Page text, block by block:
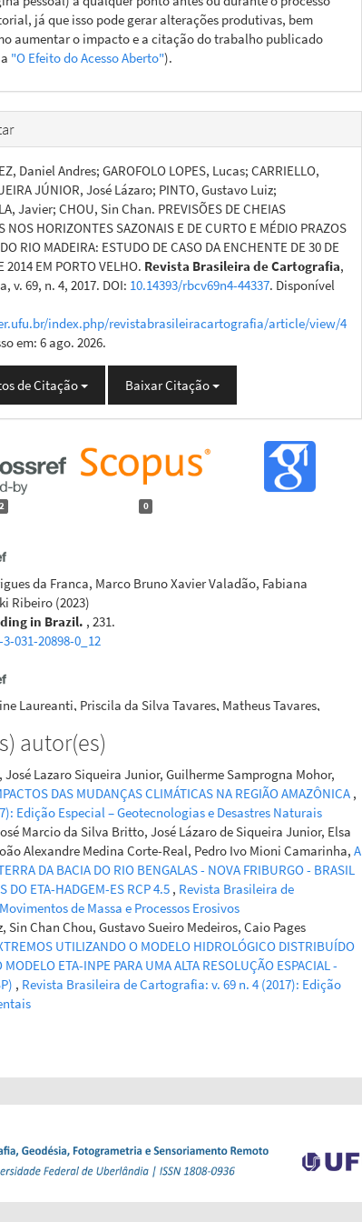
já que isso pode gerar alterações produtivas, bem
aumentar o impacto e a citação do trabalho publicado
"O Efeito do Acesso Aberto").
Daniel Andres; GAROFOLO LOPES, Lucas; CARRIELLO,
JÚNIOR, José Lázaro; PINTO, Gustavo Luiz;
Javier; CHOU, Sin Chan. PREVISÕES DE CHEIAS
NOS HORIZONTES SAZONAIS E DE CURTO E MÉDIO PRAZOS
RIO MADEIRA: ESTUDO DE CASO DA ENCHENTE DE 30 DE
2014 EM PORTO VELHO. Revista Brasileira de Cartografia,
v. 69, n. 4, 2017. DOI: 10.14393/rbcv69n4-44337. Disponível
index.php/revistabrasileiracartografia/article/view/4
em: 6 ago. 2026.
de Citação Baixar Citação
0
da Franca, Marco Bruno Xavier Valadão, Fabiana
Ribeiro (2023)
in Brazil. , 231.
031-20898-0_12
Laureanti, Priscila da Silva Tavares, Matheus Tavares,
Correia(2024)
Causes, and Trends. Climate, 12(8), 111.
autor(es)
Lazaro Siqueira Junior, Guilherme Samprogna Mohor,
DAS MUDANÇAS CLIMÁTICAS NA REGIÃO AMAZÔNICA ,
Edição Especial – Geotecnologias e Desastres Naturais
Marcio da Silva Britto, José Lázaro de Siqueira Junior, Elsa
Alexandre Medina Corte-Real, Pedro Ivo Mioni Camarinha, A
DA BACIA DO RIO BENGALAS - NOVA FRIBURGO - BRASIL
DO ETA-HADGEM-ES RCP 4.5 , Revista Brasileira de
de Massa e Processos Erosivos
Chan Chou, Gustavo Sueiro Medeiros, Caio Pages
UTILIZANDO O MODELO HIDROLÓGICO DISTRIBUÍDO
ETA-INPE PARA UMA ALTA RESOLUÇÃO ESPACIAL -
, Revista Brasileira de Cartografia: v. 69 n. 4 (2017): Edição